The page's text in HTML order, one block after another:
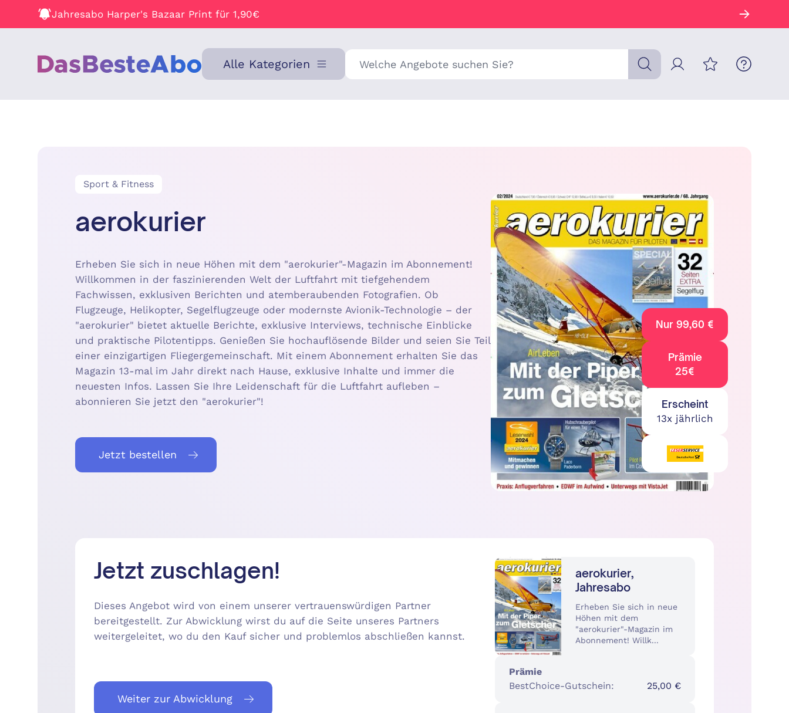
Jahresabo Harper's Bazaar Print für 1,90€
Alle Kategorien
Suche
Sport & Fitness
aerokurier
Erheben Sie sich in neue Höhen mit dem "aerokurier"-Magazin im Abonnement!
Willkommen in der faszinierenden Welt der Luftfahrt mit tiefgehendem
Fachwissen, exklusiven Berichten und atemberaubenden Fotografien. Ob
Flugzeuge, Helikopter, Segelflugzeuge oder modernste Avionik-Technologie – der
"aerokurier" bietet aktuelle Berichte, exklusive Interviews, technische Einblicke
und praktische Pilotentipps. Genießen Sie hochauflösende Bilder und seien Sie Teil
einer einzigartigen Fliegergemeinschaft. Mit einem Abonnement erhalten Sie das
Magazin 13-mal im Jahr direkt nach Hause, exklusive Inhalte und immer die
neuesten Infos. Lassen Sie Ihre Leidenschaft für die Luftfahrt aufleben –
abonnieren Sie jetzt den "aerokurier"!
Jetzt bestellen
Nur 99,60 €
Prämie
25€
Erscheint
13x jährlich
Jetzt zuschlagen!
Dieses Angebot wird von einem unserer vertrauenswürdigen Partner
bereitgestellt. Zur Abwicklung wirst du auf die Seite unseres Partners
weitergeleitet, wo du den Kauf sicher und problemlos abschließen kannst.
Weiter zur Abwicklung
aerokurier,
Jahresabo
Erheben Sie sich in neue
Höhen mit dem
"aerokurier"-Magazin im
Abonnement! Willk...
Prämie
BestChoice-Gutschein: 25,00 €